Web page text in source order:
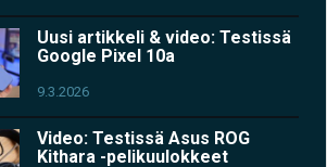
Uusi artikkeli & video: Testissä
Google Pixel 10a
9.3.2026
Video: Testissä Asus ROG
Kithara -pelikuulokkeet